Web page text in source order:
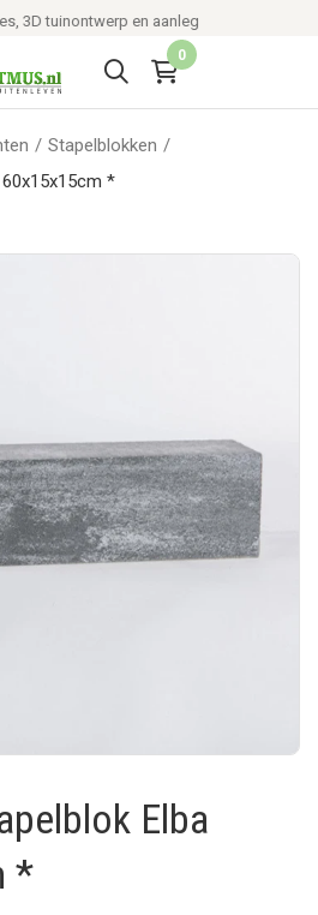
tuinontwerp en aanleg
0
/ Stapelblokken /
*
Elba
*